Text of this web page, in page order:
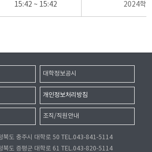
15:42 ~ 15:42 2024학
대학정보공시
개인정보처리방침
조직/직원안내
북도 충주시 대학로 50 TEL.043-841-5114
북도 증평군 대학로 61 TEL.043-820-5114